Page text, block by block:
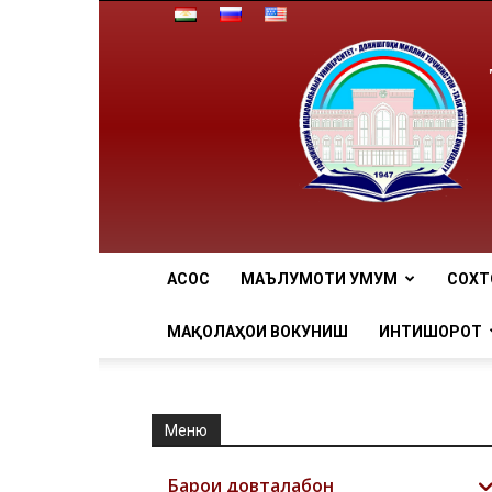
АCОСӢ МАЪЛУМОТИ УМУМӢ
МАҚОЛАҲОИ ВОКУНИШӢ ИНТИШОРОТ
Меню
Барои довталабон